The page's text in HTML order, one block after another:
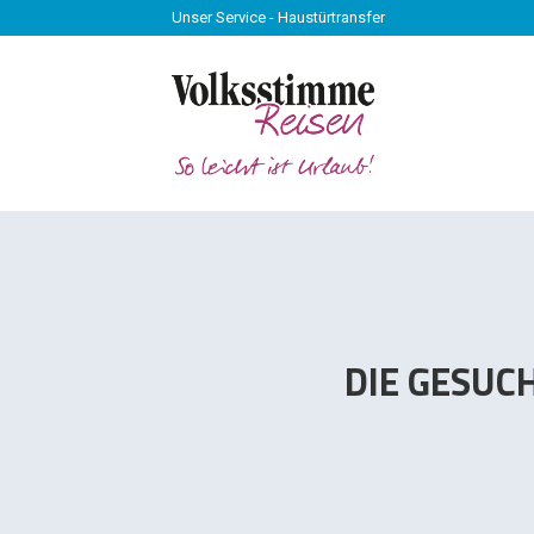
Unser Service - Haustürtransfer
Unser Service - Haustürtransfer
DIE